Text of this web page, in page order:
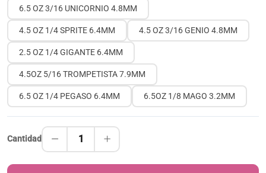
6.5 OZ 3/16 UNICORNIO 4.8MM
4.5 OZ 1/4 SPRITE 6.4MM 4.5 OZ 3/16 GENIO 4.8MM
2.5 OZ 1/4 GIGANTE 6.4MM
4.5OZ 5/16 TROMPETISTA 7.9MM
6.5 OZ 1/4 PEGASO 6.4MM 6.5OZ 1/8 MAGO 3.2MM
Cantidad 1